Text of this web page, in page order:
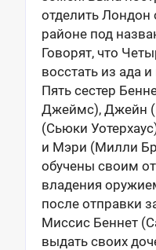
отделить Лондон
районе под
Говорят, что
восстать из ада
Пять сестер
Джеймс), Джейн
(Сьюки
и Мэри (Милли
обучены своим
владения
после отправки
Миссис Беннет
выдать своих